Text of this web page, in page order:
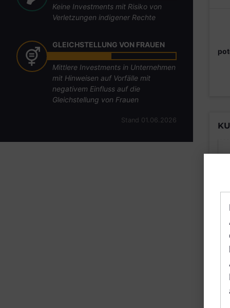
Keine Investments mit Risiko von
Verletzungen indigener Rechte
GLEICHSTELLUNG VON FRAUEN
Mittlere Investments in Unternehmen
mit Hinweisen auf Vorfälle mit
negativem Einfluss auf die
Gleichstellung von Frauen
Stand 01.06.2026